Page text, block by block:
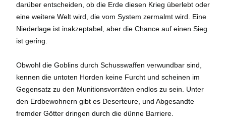
darüber entscheiden, ob die Erde diesen Krieg überlebt oder
eine weitere Welt wird, die vom System zermalmt wird. Eine
Niederlage ist inakzeptabel, aber die Chance auf einen Sieg
ist gering.
Obwohl die Goblins durch Schusswaffen verwundbar sind,
kennen die untoten Horden keine Furcht und scheinen im
Gegensatz zu den Munitionsvorräten endlos zu sein. Unter
den Erdbewohnern gibt es Deserteure, und Abgesandte
fremder Götter dringen durch die dünne Barriere.